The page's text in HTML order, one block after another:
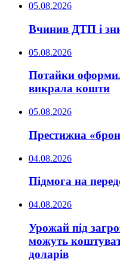
05.08.2026
Вчинив ДТП і
05.08.2026
Потайки
викрала кошти
05.08.2026
Престижна
04.08.2026
Підмога на
04.08.2026
Урожай під
можуть
доларів